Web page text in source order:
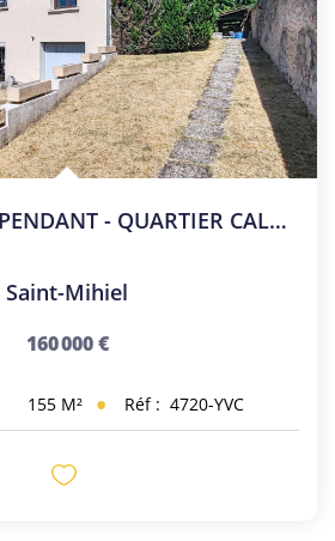
PAVILLON INDEPENDANT - QUARTIER CALME
Saint-Mihiel
160 000 €
155 M² Réf : 4720-YVC